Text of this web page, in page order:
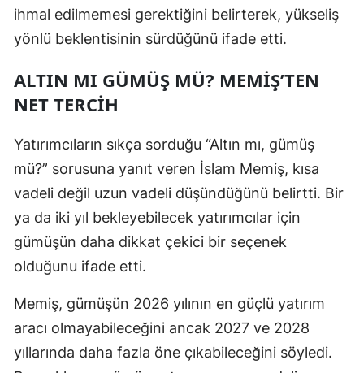
ihmal edilmemesi gerektiğini belirterek, yükseliş
yönlü beklentisinin sürdüğünü ifade etti.
ALTIN MI GÜMÜŞ MÜ? MEMİŞ’TEN
NET TERCİH
Yatırımcıların sıkça sorduğu “Altın mı, gümüş
mü?” sorusuna yanıt veren İslam Memiş, kısa
vadeli değil uzun vadeli düşündüğünü belirtti. Bir
ya da iki yıl bekleyebilecek yatırımcılar için
gümüşün daha dikkat çekici bir seçenek
olduğunu ifade etti.
Memiş, gümüşün 2026 yılının en güçlü yatırım
aracı olmayabileceğini ancak 2027 ve 2028
yıllarında daha fazla öne çıkabileceğini söyledi.